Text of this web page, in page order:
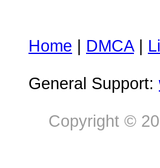
Home DMCA|
General Support:
Copyright ©